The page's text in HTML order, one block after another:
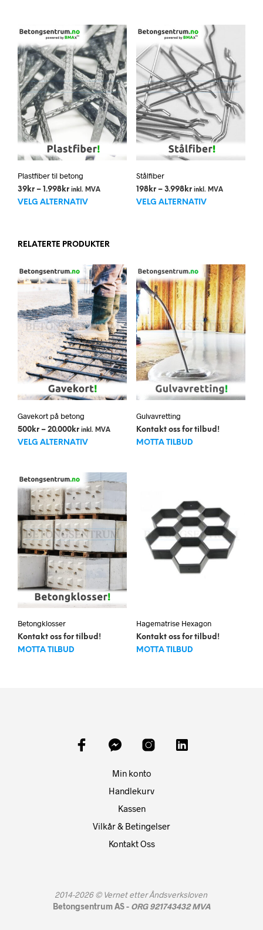
Plastfiber til betong
39 kr – 1.998 krPrisområde:
39kr
inkl. MVA
VELG ALTERNATIV
Dette
kan
velges
på
produktsiden
Stålfiber
198kr – 3.998krPrisområde:
198kr
inkl. MVA
VELG ALTERNATIV
kan
RELATERTE PRODUKTER
Gavekort på betong
500 kr – 20.000 krPrisområde:
500kr
inkl. MVA
VELG ALTERNATIV
Dette
varianter.
kan
velges
på
produktsiden
Gulvavretting
Kontakt oss for tilbud!
MOTTA TILBUD
Betongklosser
Kontakt oss for tilbud!
MOTTA TILBUD
Hagematrise Hexagon
Kontakt oss for tilbud!
MOTTA TILBUD
Min konto
Handlekurv
Kassen
Vilkår & Betingelser
Kontakt Oss
2014-2026 © Vernet etter Åndsverksloven
Betongsentrum AS - ORG 921743432 MVA